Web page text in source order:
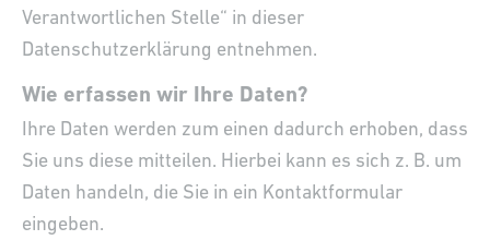
Verantwortlichen Stelle“ in dieser
Datenschutzerklärung entnehmen.
Wie erfassen wir Ihre Daten?
Ihre Daten werden zum einen dadurch erhoben, dass
Sie uns diese mitteilen. Hierbei kann es sich z. B. um
Daten handeln, die Sie in ein Kontaktformular
eingeben.